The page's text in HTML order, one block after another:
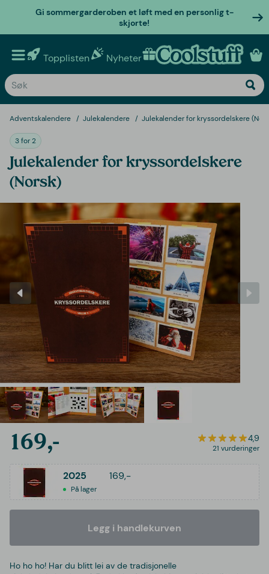
Gi sommergarderoben et løft med en personlig t-
skjorte!
Topplisten Nyheter Personlige gaver
Adventskalendere Julekalendere Julekalender for kryssordelskere
3 for 2
Julekalender for kryssordelskere
(Norsk)
169,- 4,9
21 vurderinger
2025 169,-
På lager
Legg i handlekurven
Ho ho ho! Har du blitt lei av de tradisjonelle